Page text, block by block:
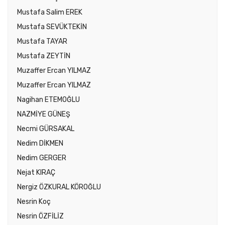
Mustafa Salim EREK
Mustafa SEVÜKTEKİN
Mustafa TAYAR
Mustafa ZEYTİN
Muzaffer Ercan YILMAZ
Muzaffer Ercan YILMAZ
Nagihan ETEMOĞLU
NAZMİYE GÜNEŞ
Necmi GÜRSAKAL
Nedim DİKMEN
Nedim GERGER
Nejat KIRAÇ
Nergiz ÖZKURAL KÖROĞLU
Nesrin Koç
Nesrin ÖZFİLİZ